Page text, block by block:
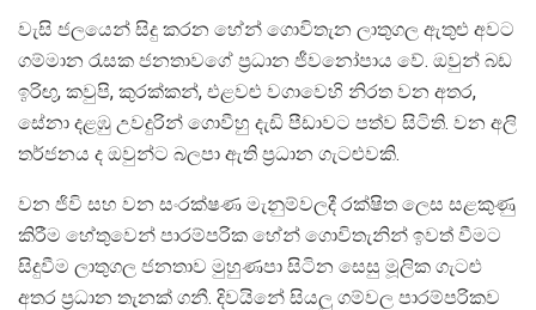
වැසි ජලයෙන් සිදු කරන හේන් ගොවිතැන ලාතුගල ඇතුළු අවට
ගම්මාන රැසක ජනතාවගේ ප්‍රධාන ජීවනෝපාය වේ. ඔවුන් බඩ
ඉරිඟු, කවුපි, කුරක්කන්, එළවළු වගාවෙහි නිරත වන අතර,
සේනා දළඹු උවදුරින් ගොවීහු දැඩි පීඩාවට පත්ව සිටිති. වන අලි
තර්ජනය ද ඔවුන්ට බලපා ඇති ප්‍රධාන ගැටළුවකි.
වන ජිවි සහ වන සංරක්ෂණ මැනුම්වලදී රක්ෂිත ලෙස සළකුණු
කිරීම හේතුවෙන් පාරම්පරික හේන් ගොවිතැනින් ඉවත් වීමට
සිදුවීම ලාතුගල ජනතාව මුහුණපා සිටින සෙසු මූලික ගැටළු
අතර ප්‍රධාන තැනක් ගනී. දිවයිනේ සියලු ගම්වල පාරම්පරිකව